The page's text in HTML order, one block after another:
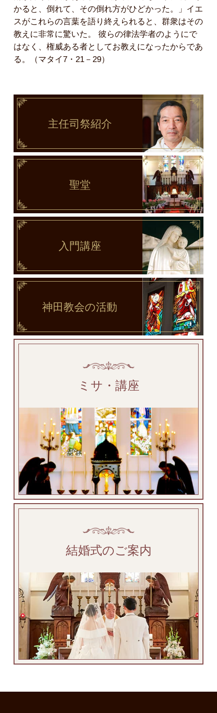
かると、倒れて、その倒れ方がひどかった。」イエ
スがこれらの言葉を語り終えられると、群衆はその
教えに非常に驚いた。 彼らの律法学者のようにで
はなく、権威ある者としてお教えになったからであ
る。（マタイ7・21－29）
主任司祭紹介
聖堂
入門講座
神田教会の活動
ミサ・講座
結婚式のご案内